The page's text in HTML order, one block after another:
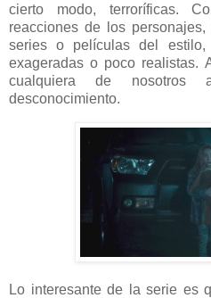
cierto modo, terroríficas.
reacciones de los
series o películas del estilo,
exageradas o poco realistas.
cualquiera de nosotros
desconocimiento.
Lo interesante de la serie es